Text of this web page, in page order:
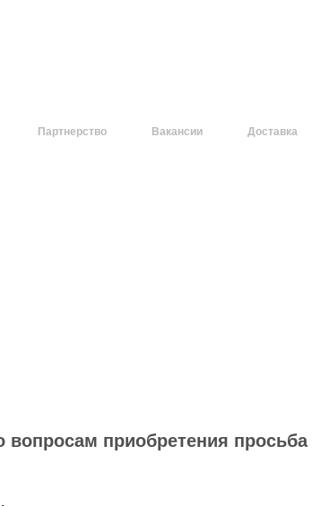
Партнерство Вакансии Доставка
приобретения